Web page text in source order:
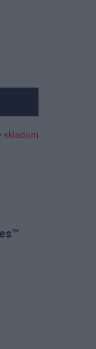
skladom